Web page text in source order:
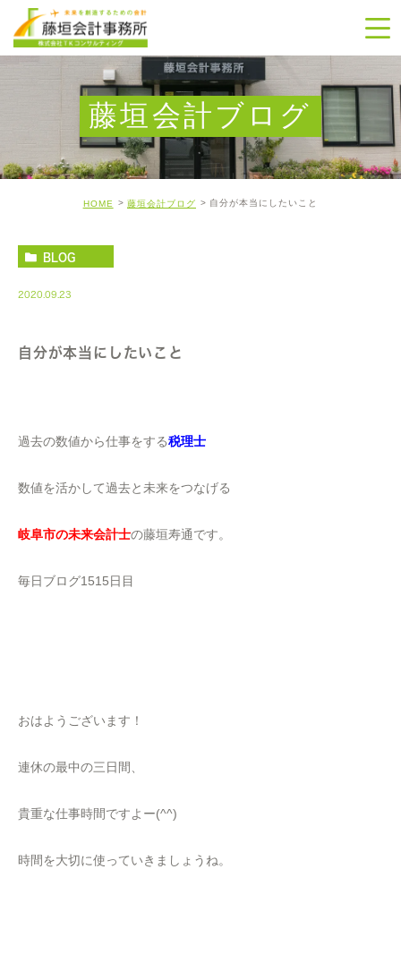
藤垣会計ブログ
HOME 藤垣会計ブログ 自分が本当にしたいこと
BLOG
2020.09.23
自分が本当にしたいこと
過去の数値から仕事をする税理士
数値を活かして過去と未来をつなげる
岐阜市の未来会計士の藤垣寿通です。
毎日ブログ1515日目
おはようございます！
連休の最中の三日間、
貴重な仕事時間ですよー(^^)
時間を大切に使っていきましょうね。